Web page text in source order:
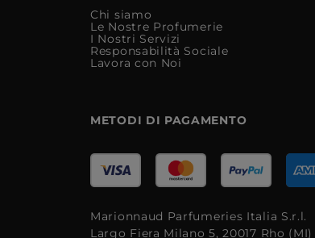
Chi siamo
Le Nostre Profumerie
I Nostri Servizi
Responsabilità Sociale
Lavora con Noi
METODI DI PAGAMENTO
Marionnaud Parfumeries Italia S.r.l.
Largo Fiera Milano 5, 20017 Rho (MI)